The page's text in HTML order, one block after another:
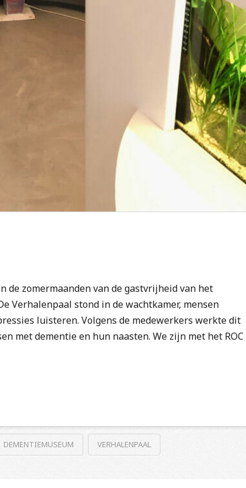
de zomermaanden van de gastvrijheid van het
Verhalenpaal stond in de wachtkamer, mensen
luisteren. Volgens de medewerkers werkte dit
met dementie en hun naasten. We zijn met het ROC
DEMENTIEMUSEUM VERHALENPAAL